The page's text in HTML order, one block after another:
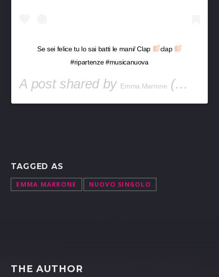
Se sei felice tu lo sai batti le mani/ Clap
clap
#ripartenze #musicanuova
A post shared by Emma Marrone (@real_brown) on
TAGGED AS
EMMA MARRONE NUOVO SINGOLO
THE AUTHOR